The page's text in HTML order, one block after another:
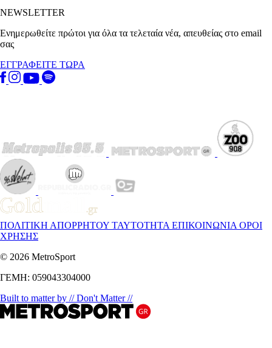
NEWSLETTER
Ενημερωθείτε πρώτοι για όλα τα τελεταία νέα, απευθείας στο email
σας
ΕΓΓΡΑΦΕΙΤΕ ΤΩΡΑ
ΠΟΛΙΤΙΚΗ ΑΠΟΡΡΗΤΟΥ ΤΑΥΤΟΤΗΤΑ ΕΠΙΚΟΙΝΩΝΙΑ ΟΡΟΙ
ΧΡΗΣΗΣ
© 2026 MetroSport
ΓΕΜΗ: 059043304000
Built to matter by // Don't Matter //